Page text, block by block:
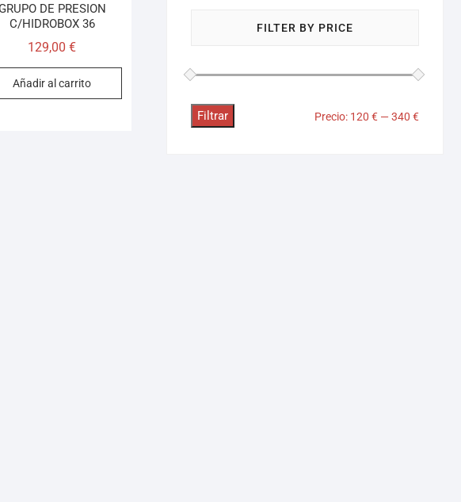
GRUPO DE PRESION
C/HIDROBOX 36
129,00€
Añadir al carrito
FILTER BY PRICE
Filtrar Precio: 120 € —340 €